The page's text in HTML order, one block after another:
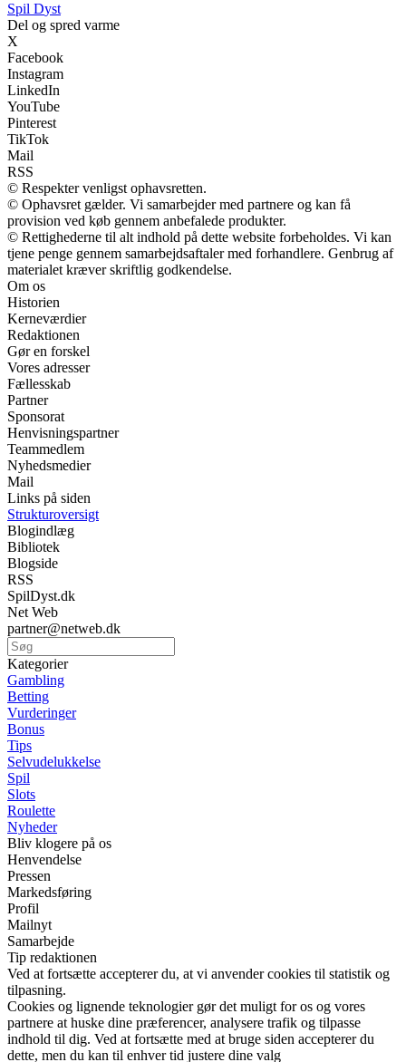
Spil Dyst
Del og spred varme
X
Facebook
Instagram
LinkedIn
YouTube
Pinterest
TikTok
Mail
RSS
© Respekter venligst ophavsretten.
© Ophavsret gælder. Vi samarbejder med partnere og kan få
provision ved køb gennem anbefalede produkter.
© Rettighederne til alt indhold på dette website forbeholdes. Vi kan
tjene penge gennem samarbejdsaftaler med forhandlere. Genbrug af
materialet kræver skriftlig godkendelse.
Om os
Historien
Kerneværdier
Redaktionen
Gør en forskel
Vores adresser
Fællesskab
Partner
Sponsorat
Henvisningspartner
Teammedlem
Nyhedsmedier
Mail
Links på siden
Strukturoversigt
Blogindlæg
Bibliotek
Blogside
RSS
SpilDyst.dk
Net Web
partner@netweb.dk
Kategorier
Gambling
Betting
Vurderinger
Bonus
Tips
Selvudelukkelse
Spil
Slots
Roulette
Nyheder
Bliv klogere på os
Henvendelse
Pressen
Markedsføring
Profil
Mailnyt
Samarbejde
Tip redaktionen
Ved at fortsætte accepterer du, at vi anvender cookies til statistik og
tilpasning.
Cookies og lignende teknologier gør det muligt for os og vores
partnere at huske dine præferencer, analysere trafik og tilpasse
indhold til dig. Ved at fortsætte med at bruge siden accepterer du
dette, men du kan til enhver tid justere dine valg